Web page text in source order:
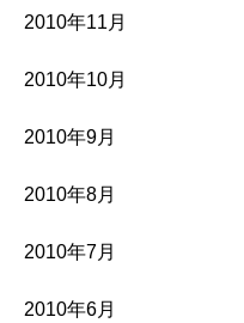
2010年11月
2010年10月
2010年9月
2010年8月
2010年7月
2010年6月